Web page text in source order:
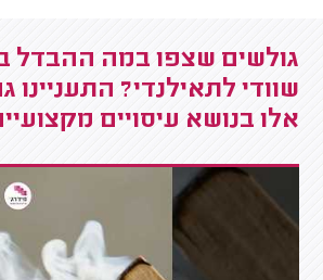
גולשים שצפו במה ההבדל
שוודי לתאילנדי? התעניינו
אלו בנושא עיסויים